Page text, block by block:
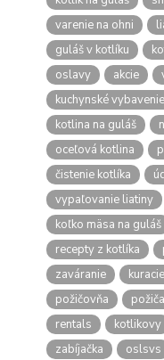
varenie na ohni
guláš v kotlíku
oslavy
akcie
kuchynské vybavenie
kotlina na guláš
oceľová kotlina
čistenie kotlíka
vypaľovanie liatiny
koľko mäsa na guláš
recepty z kotlíka
zaváranie
požičovňa
rentals
kotlikovy
zabíjačka
oslsvs